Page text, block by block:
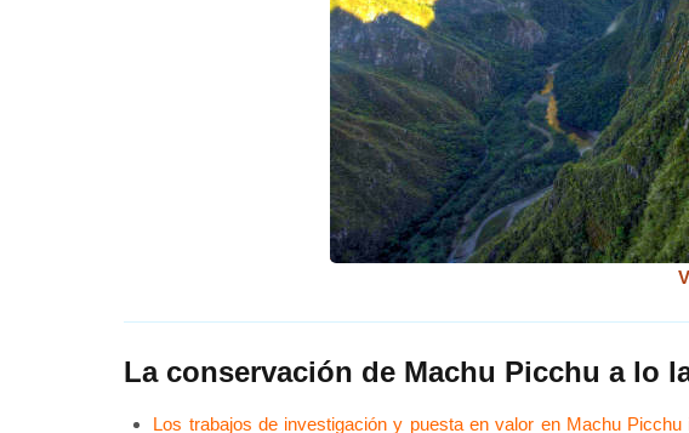
La conservación de Machu Picchu a lo
Los trabajos de investigación y puesta en valor en Machu